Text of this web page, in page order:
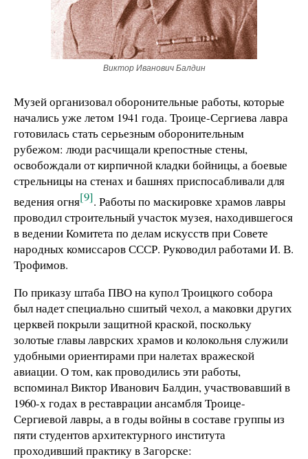
Виктор Иванович Балдин
Музей организовал оборонительные работы, которые
начались уже летом 1941 года. Троице-Сергиева лавра
готовилась стать серьезным оборонительным
рубежом: люди расчищали крепостные стены,
освобождали от кирпичной кладки бойницы, а боевые
стрельницы на стенах и башнях приспосабливали для
ведения огня[9]. Работы по маскировке храмов лавры
проводил строительный участок музея, находившегося
в ведении Комитета по делам искусств при Совете
народных комиссаров СССР. Руководил работами И. В.
Трофимов.
По приказу штаба ПВО на купол Троицкого собора
был надет специально сшитый чехол, а маковки других
церквей покрыли защитной краской, поскольку
золотые главы лаврских храмов и колокольня служили
удобными ориентирами при налетах вражеской
авиации. О том, как проводились эти работы,
вспоминал Виктор Иванович Балдин, участвовавший в
1960-х годах в реставрации ансамбля Троице-
Сергиевой лавры, а в годы войны в составе группы из
пяти студентов архитектурного института
проходивший практику в Загорске: